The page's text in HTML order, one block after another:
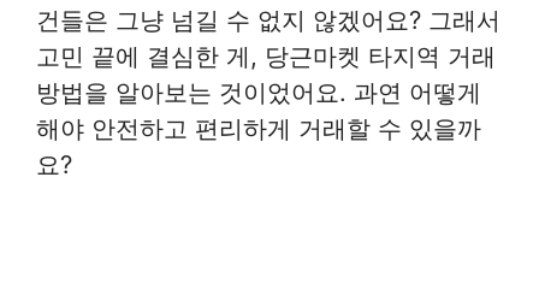
건들은 그냥 넘길 수 없지 않겠어요? 그래서
고민 끝에 결심한 게, 당근마켓 타지역 거래
방법을 알아보는 것이었어요. 과연 어떻게
해야 안전하고 편리하게 거래할 수 있을까
요?